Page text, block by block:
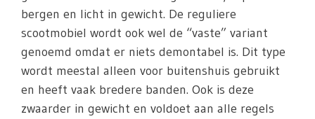
bergen en licht in gewicht. De reguliere
scootmobiel wordt ook wel de “vaste” variant
genoemd omdat er niets demontabel is. Dit type
wordt meestal alleen voor buitenshuis gebruikt
en heeft vaak bredere banden. Ook is deze
zwaarder in gewicht en voldoet aan alle regels